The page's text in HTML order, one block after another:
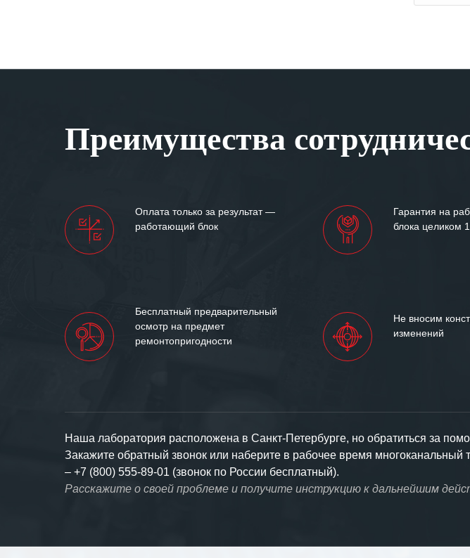
Преимущества
Оплата только за результат —
работающий блок
Гарантия на
блока целиком
Бесплатный предварительный
осмотр на предмет
ремонтопригодности
Не вносим
изменений
Наша лаборатория расположена в Санкт-Петербурге, но обратиться за
Закажите обратный звонок или наберите в рабочее время многоканальный
– +7 (800) 555-89-01 (звонок по России бесплатный).
Расскажите о своей проблеме и получите инструкцию к дальнейшим